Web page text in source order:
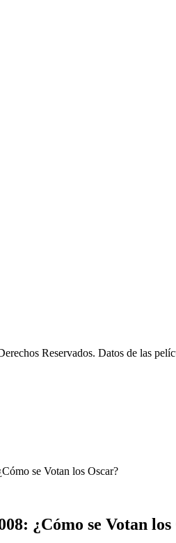
Reservados. Datos de las
se Votan los Oscar?
¿Cómo se Votan los